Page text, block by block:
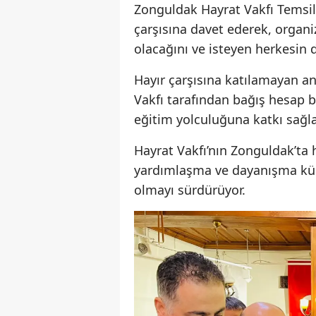
Zonguldak Hayrat Vakfı
çarşısına davet ederek,
olacağını ve isteyen
Hayır çarşısına katılamayan
Vakfı tarafından bağış hesap
eğitim yolculuğuna katkı
Hayrat Vakfı’nın
yardımlaşma ve dayanışma
olmayı sürdürüyor.